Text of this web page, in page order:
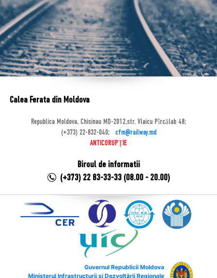
Calea Ferata din Moldova
Republica Moldova, Chisinau MD-2012,str. Vlaicu Pîrcălab 48;
(+373) 22-832-040;
cfm@railway.md
ANTICORUPȚIE
Biroul de informatii
(+373) 22 83-33-33 (08.00 - 20.00)
Guvernul Republicii Moldova
Ministerul Infrastructurii și Dezvoltării Regionale